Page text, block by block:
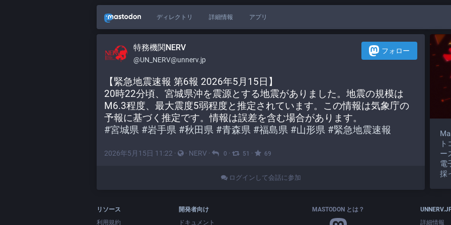
ディレクトリ 詳細情報 アプリ
特務機関NERV
@UN_NERV@unnerv.jp
フォロー
【緊急地震速報 第6報 2026年5月15日】
20時22分頃、宮城県沖を震源とする地震がありました。地震の規模は
M6.3程度、最大震度5弱程度と推定されています。この情報は気象庁の
予報に基づく推定です。情報は誤差を含む場合があります。
#宮城県 #岩手県 #秋田県 #青森県 #福島県 #山形県 #緊急地震速報
2026年5月15日 11:22 · · NERV · 0 · 51 · 69
ログインして会話に参加
ー
電
採
リソース
利用規約
開発者向け
ドキュメント
MASTODON とは？
詳細情報